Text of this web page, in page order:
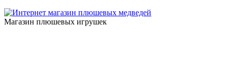
Магазин плюшевых игрушек